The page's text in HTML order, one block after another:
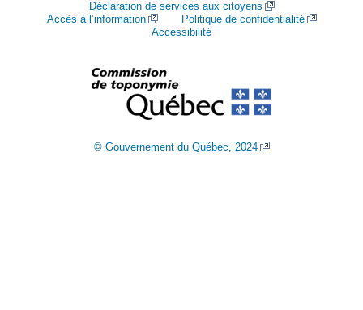
Déclaration de services aux citoyens
Accès à l’information
Politique de confidentialité
Accessibilité
© Gouvernement du Québec, 2024